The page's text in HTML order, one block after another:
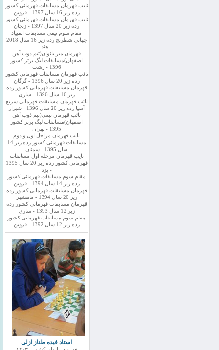
نایب قهرمان مسابقات قهرمانی کشور
رده زیر 16 سال 1397 - قزوین
نایب قهرمان مسابقات قهرمانی کشور
رده زیر 20 سال 1397 - زنجان
مقام سوم تیمی مسابقات المپیاد
جهانی شطرنج رده زیر 16 سال 2018
- هند
قهرمان میز بانوان(تیم ذوب آهن
اصفهان)مسابقات لیگ برتر کشور
1396 - رشت
نائب قهرمان مسابقات قهرمانی کشور
رده زیر 20 سال 1396 - گرگان
قهرمان مسابقات قهرمانی کشور رده
زیر 16 سال 1396 - ساری
نائب قهرمان مسابقات قهرمانی سریع
آسیا رده زیر 20 سال 1396 - شیراز
نائب قهرمان تیمی(تیم ذوب آهن
اصفهان)مسابقات لیگ برتر کشور
1395 - تهران
نایب قهرمان مراحل اول و دوم
مسابقات قهرمانی کشور رده زیر 14
سال 1395 - سمنان
نایب قهرمان مرحله اول مسابقات
قهرمانی کشور رده زیر 20 سال 1395
- یزد
مقام سوم مسابقات قهرمانی کشور
رده زیر 14 سال 1394 - قزوین
قهرمان مسابقات قهرمانی کشور رده
زیر 20 سال 1394 - ماهشهر
قهرمان مسابقات قهرمانی کشور رده
زیر 12 سال 1393 - ساری
مقام سوم مسابقات قهرمانی کشور
رده زیر 12 سال 1392 - قزوین
استاد فیده طناز ازلی